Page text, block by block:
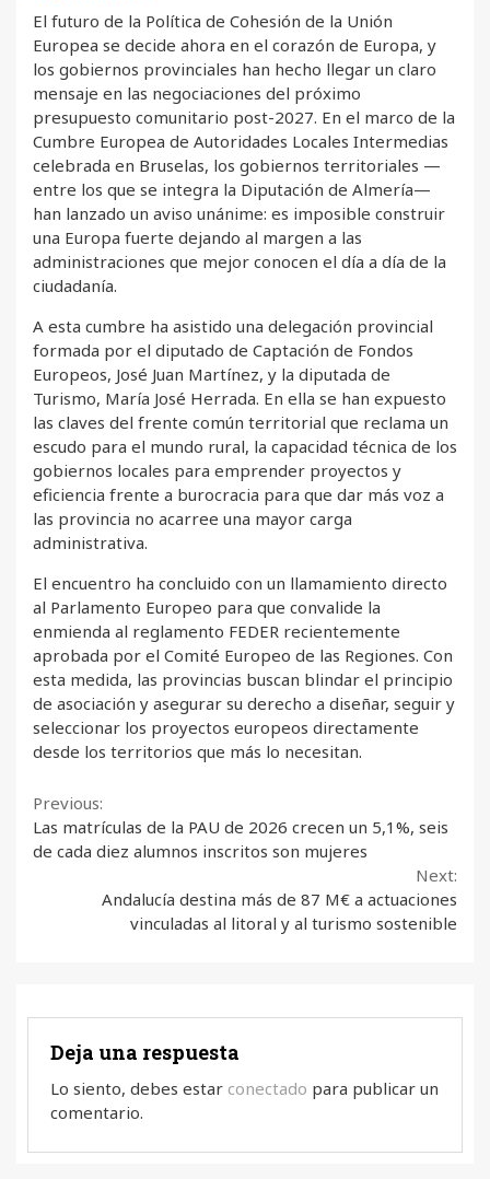
El futuro de la Política de Cohesión de la Unión
Europea se decide ahora en el corazón de Europa, y
los gobiernos provinciales han hecho llegar un claro
mensaje en las negociaciones del próximo
presupuesto comunitario post-2027. En el marco de la
Cumbre Europea de Autoridades Locales Intermedias
celebrada en Bruselas, los gobiernos territoriales —
entre los que se integra la Diputación de Almería—
han lanzado un aviso unánime: es imposible construir
una Europa fuerte dejando al margen a las
administraciones que mejor conocen el día a día de la
ciudadanía.
A esta cumbre ha asistido una delegación provincial
formada por el diputado de Captación de Fondos
Europeos, José Juan Martínez, y la diputada de
Turismo, María José Herrada. En ella se han expuesto
las claves del frente común territorial que reclama un
escudo para el mundo rural, la capacidad técnica de los
gobiernos locales para emprender proyectos y
eficiencia frente a burocracia para que dar más voz a
las provincia no acarree una mayor carga
administrativa.
El encuentro ha concluido con un llamamiento directo
al Parlamento Europeo para que convalide la
enmienda al reglamento FEDER recientemente
aprobada por el Comité Europeo de las Regiones. Con
esta medida, las provincias buscan blindar el principio
de asociación y asegurar su derecho a diseñar, seguir y
seleccionar los proyectos europeos directamente
desde los territorios que más lo necesitan.
Continue
Reading
Previous:
Las matrículas de la PAU de 2026 crecen un 5,1%, seis
de cada diez alumnos inscritos son mujeres
Next:
Andalucía destina más de 87 M€ a actuaciones
vinculadas al litoral y al turismo sostenible
Deja una respuesta
Lo siento, debes estar conectado para publicar un
comentario.